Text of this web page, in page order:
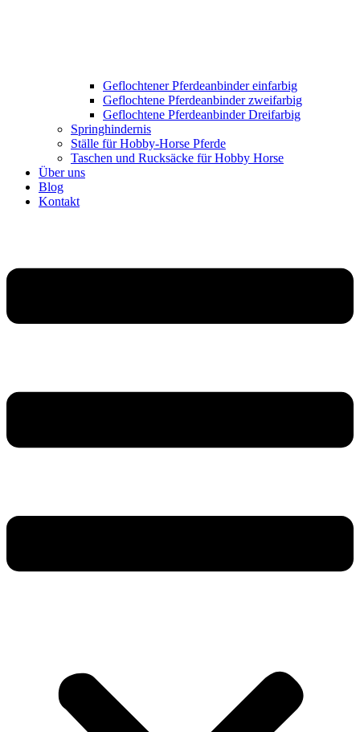
Geflochtener Pferdeanbinder einfarbig
Geflochtene Pferdeanbinder zweifarbig
Geflochtene Pferdeanbinder Dreifarbig
Springhindernis
Ställe für Hobby-Horse Pferde
Taschen und Rucksäcke für Hobby Horse
Über uns
Blog
Kontakt